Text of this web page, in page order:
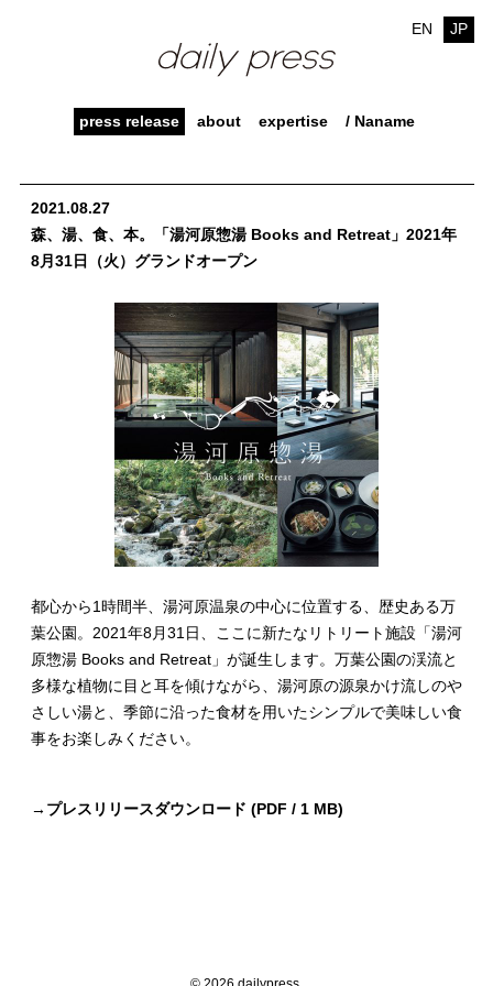
EN JP
press release about expertise / Naname
2021.08.27
森、湯、食、本。「湯河原惣湯 Books and Retreat」2021年
8月31日（火）グランドオープン
都心から1時間半、湯河原温泉の中心に位置する、歴史ある万
葉公園。2021年8月31日、ここに新たなリトリート施設「湯河
原惣湯 Books and Retreat」が誕生します。万葉公園の渓流と
多様な植物に目と耳を傾けながら、湯河原の源泉かけ流しのや
さしい湯と、季節に沿った食材を用いたシンプルで美味しい食
事をお楽しみください。
→ プレスリリースダウンロード (PDF / 1 MB)